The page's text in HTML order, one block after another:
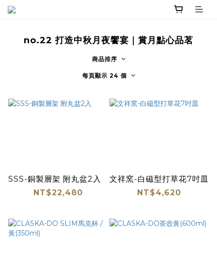
no.22 打造中秋月夜饗宴｜賞月點心品茗
商品排序
每頁顯示 24 個
SSS-銅製層架 附丸盆2入
NT$22,480
文祥窯-白磁型打草花7吋皿
NT$4,620